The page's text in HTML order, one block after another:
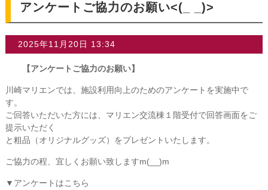
アンケートご協力のお願い<(_ _)>
2025年11月20日 13:34
【アンケートご協力のお願い】
川崎マリエンでは、施設利用向上のためのアンケートを実施中で
す。
ご回答いただいた方には、マリエン交流棟１階受付で回答画面をご
提示いただく
と粗品（オリジナルグッズ）をプレゼントいたします。
ご協力の程、宜しくお願い致しますm(__)m
▼アンケートはこちら